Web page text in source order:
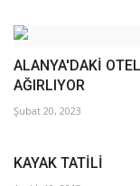
ALANYA'DAKİ
AĞIRLIYOR
Şubat 20, 2023
KAYAK TATİLİ